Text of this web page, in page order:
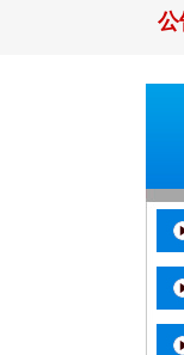
公
保科技有限公司集沙